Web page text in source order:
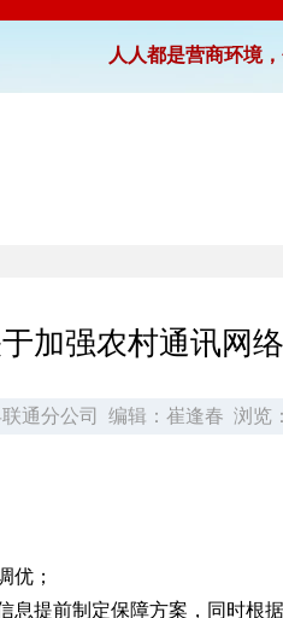
人人都是营商环境
加强农村通讯网
通分公司 编辑：崔逢春 浏览
优；
提前制定保障方案，同时